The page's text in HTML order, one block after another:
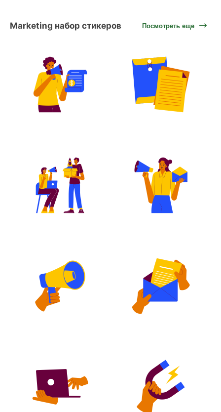
Marketing набор стикеров Посмотреть еще